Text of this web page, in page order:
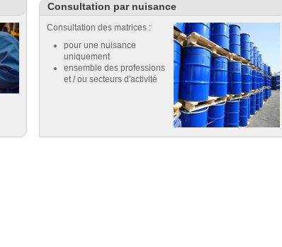
Consultation par nuisance
Consultation des matrices :
pour une nuisance
uniquement
ensemble des professions
et / ou secteurs d'activité